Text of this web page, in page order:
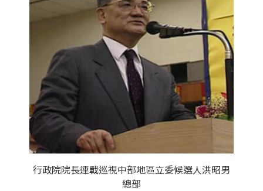
行政院院長連戰巡視中部地區立委候選人洪昭男
總部